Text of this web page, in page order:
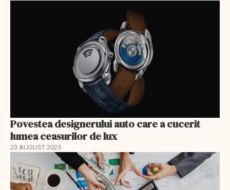
Povestea designerului auto care a cucerit
lumea ceasurilor de lux
23 AUGUST 2025